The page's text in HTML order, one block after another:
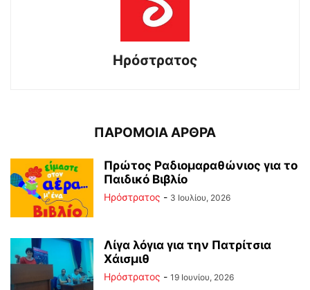
Ηρόστρατος
ΠΑΡΟΜΟΙΑ ΑΡΘΡΑ
Πρώτος Ραδιομαραθώνιος για το
Παιδικό Βιβλίο
Ηρόστρατος - 3 Ιουλίου, 2026
Λίγα λόγια για την Πατρίτσια
Χάισμιθ
Ηρόστρατος - 19 Ιουνίου, 2026